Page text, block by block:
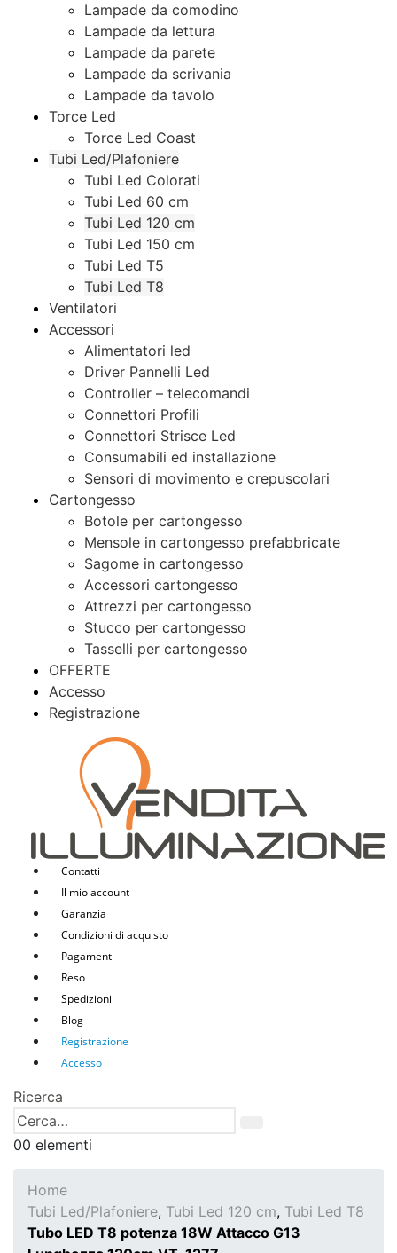
Lampade da comodino
Lampade da lettura
Lampade da parete
Lampade da scrivania
Lampade da tavolo
Torce Led
Torce Led Coast
Tubi Led/Plafoniere
Tubi Led Colorati
Tubi Led 60 cm
Tubi Led 120 cm
Tubi Led 150 cm
Tubi Led T5
Tubi Led T8
Ventilatori
Accessori
Alimentatori led
Driver Pannelli Led
Controller – telecomandi
Connettori Profili
Connettori Strisce Led
Consumabili ed installazione
Sensori di movimento e crepuscolari
Cartongesso
Botole per cartongesso
Mensole in cartongesso prefabbricate
Sagome in cartongesso
Accessori cartongesso
Attrezzi per cartongesso
Stucco per cartongesso
Tasselli per cartongesso
OFFERTE
Accesso
Registrazione
Contatti
Il mio account
Garanzia
Condizioni di acquisto
Pagamenti
Reso
Spedizioni
Blog
Registrazione
Accesso
Ricerca
00 elementi
Home
Tubi Led/Plafoniere, Tubi Led 120 cm, Tubi Led T8
Tubo LED T8 potenza 18W Attacco G13